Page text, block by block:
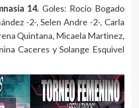
14. Goles: Rocío Bogado
-2-, Selen Andre -2-, Carla
Quintana, Micaela Martinez,
Caceres y Solange Esquivel